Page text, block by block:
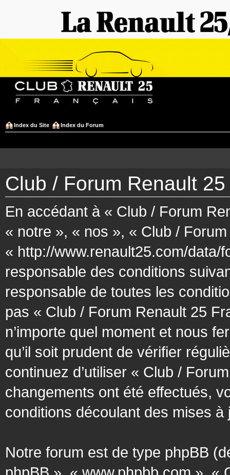
Index du Site Index du Forum
Club / Forum Renault
En accédant à « Club / Forum
« notre », « nos », « Club /
« http://www.renault25.com/data/
responsable des conditions
responsable de toutes les
pas « Club / Forum Renault 25
n’importe quel moment et nous
qu’il soit prudent de vérifier
continuez d’utiliser « Club /
changements ont été effectués,
conditions découlant des mises
Notre forum est de type phpBB